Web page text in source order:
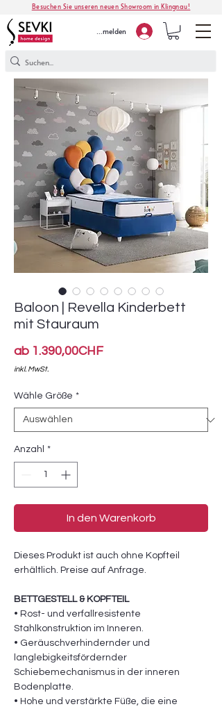
Besuchen Sie unseren neuen Showroom in Klingnau!
Anmelden
Baloon | Revella Kinderbett
mit Stauraum
ab 1.390,00CHFSale-
inkl. MwSt.
Wähle Größe *
Anzahl *
In den Warenkorb
Dieses Produkt ist auch ohne Kopfteil
erhältlich. Preise auf Anfrage.
BETTGESTELL & KOPFTEIL
• Rost- und verfallresistente
Stahlkonstruktion im Inneren.
• Geräuschverhindernder und
langlebigkeitsfördernder
Schiebemechanismus in der inneren
Bodenplatte.
• Hohe und verstärkte Füße, die eine